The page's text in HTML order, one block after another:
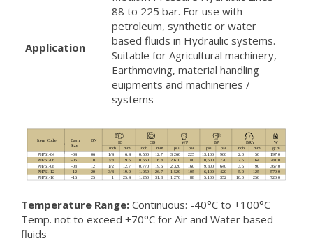
Application
88 to 225 bar. For use with
petroleum, synthetic or water
based fluids in Hydraulic systems.
Suitable for Agricultural machinery,
Earthmoving, material handling
euipments and machineries /
systems
Temperature Range: Continuous: -40°C to +100°C
Temp. not to exceed +70°C for Air and Water based
fluids